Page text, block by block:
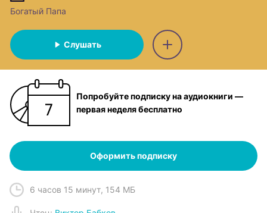
Богатый Папа
Слушать
Попробуйте подписку на аудиокниги —
первая неделя бесплатно
Оформить подписку
6 часов 15 минут, 154 МБ